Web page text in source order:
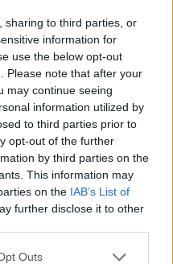
sharing to third parties, or
information for
use the below opt-out
Please note that after your
may continue seeing
information utilized by
to third parties prior to
opt-out of the further
by third parties on the
This information may
on the IAB’s List of
further disclose it to other
Outs
Ταγίπ Ερντογάν
μετά
στην
δήλωσε:
εξελίξεις. Μεταφέρω
στους πολίτες μας».